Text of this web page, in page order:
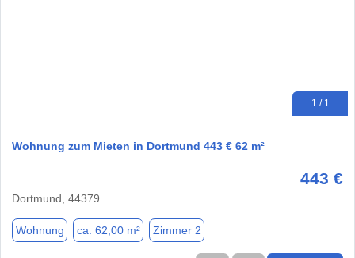
1 / 1
Wohnung zum Mieten in Dortmund 443 € 62 m²
443 €
Dortmund, 44379
Wohnung ca. 62,00 m² Zimmer 2